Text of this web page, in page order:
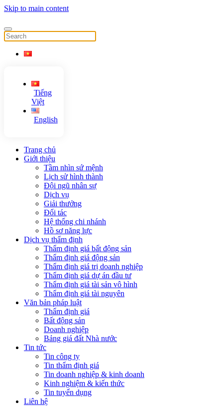
Skip to main content
Tiếng
Việt
English
Trang chủ
Giới thiệu
Tầm nhìn sứ mệnh
Lịch sử hình thành
Đội ngũ nhân sự
Dịch vụ
Giải thưởng
Đối tác
Hệ thống chi nhánh
Hồ sơ năng lực
Dịch vụ thẩm định
Thẩm định giá bất động sản
Thẩm định giá động sản
Thẩm định giá trị doanh nghiệp
Thẩm định giá dự án đầu tư
Thẩm định giá tài sản vô hình
Thẩm định giá tài nguyên
Văn bản pháp luật
Thẩm định giá
Bất động sản
Doanh nghiệp
Bảng giá đất Nhà nước
Tin tức
Tin công ty
Tin thẩm định giá
Tin doanh nghiệp & kinh doanh
Kinh nghiệm & kiến thức
Tin tuyển dụng
Liên hệ